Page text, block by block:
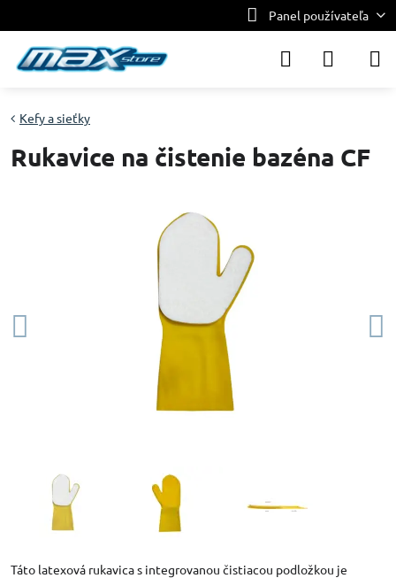
Panel používateľa
Kefy a sieťky
Rukavice na čistenie bazéna CF
Táto latexová rukavica s integrovanou čistiacou podložkou je